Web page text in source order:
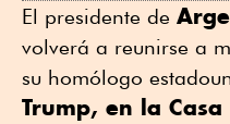
El presidente de
volverá a reunirse a
su homólogo
Trump, en la Casa